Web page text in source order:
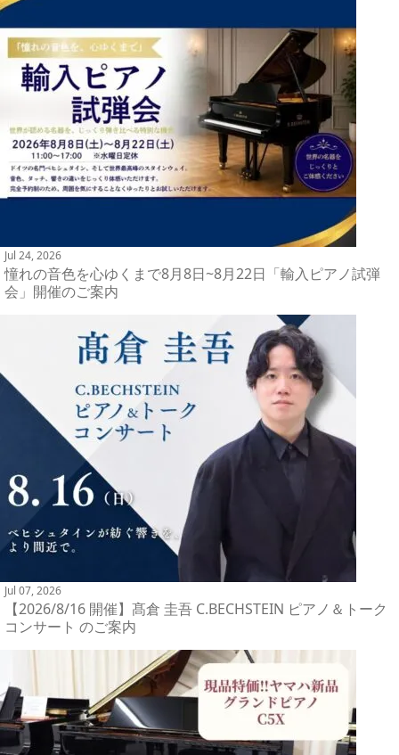
Jul 24, 2026
憧れの音色を心ゆくまで8月8日~8月22日「輸入ピアノ試弾
会」開催のご案内
Jul 07, 2026
【2026/8/16 開催】髙倉 圭吾 C.BECHSTEIN ピアノ＆トーク
コンサート のご案内